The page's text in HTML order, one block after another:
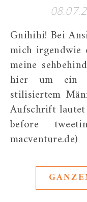
Gnihihi! Bei Ansicht dieses Schilds fühlte ich
mich irgendwie
meine
hier um ein
stilisiertem
Aufschrift
before
macventure.de)